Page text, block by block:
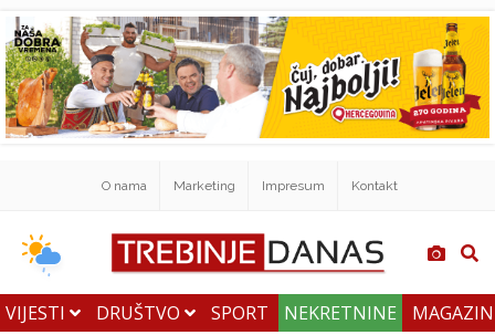
O nama Marketing Impresum Kontakt
VIJESTI DRUŠTVO SPORT NEKRETNINE